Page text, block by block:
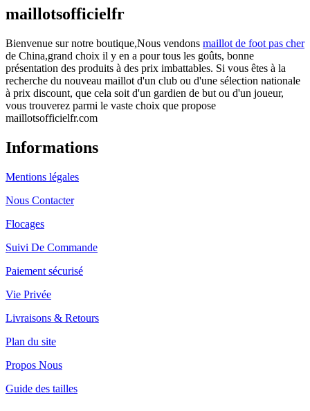
maillotsofficielfr
Bienvenue sur notre boutique,Nous vendons maillot de foot pas cher
de China,grand choix il y en a pour tous les goûts, bonne
présentation des produits à des prix imbattables. Si vous êtes à la
recherche du nouveau maillot d'un club ou d'une sélection nationale
à prix discount, que cela soit d'un gardien de but ou d'un joueur,
vous trouverez parmi le vaste choix que propose
maillotsofficielfr.com
Informations
Mentions légales
Nous Contacter
Flocages
Suivi De Commande
Paiement sécurisé
Vie Privée
Livraisons & Retours
Plan du site
Propos Nous
Guide des tailles